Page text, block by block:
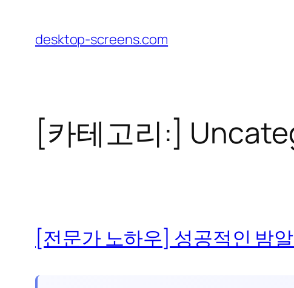
desktop-screens.com
[카테고리:]
[전문가 노하우] 성공적인 밤